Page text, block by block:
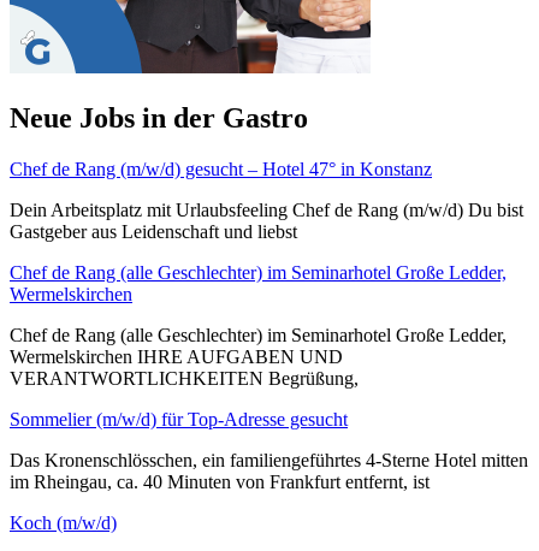
Neue Jobs in der Gastro
Chef de Rang (m/w/d) gesucht – Hotel 47° in Konstanz
Dein Arbeitsplatz mit Urlaubsfeeling Chef de Rang (m/w/d) Du bist
Gastgeber aus Leidenschaft und liebst
Chef de Rang (alle Geschlechter) im Seminarhotel Große Ledder,
Wermelskirchen
Chef de Rang (alle Geschlechter) im Seminarhotel Große Ledder,
Wermelskirchen IHRE AUFGABEN UND
VERANTWORTLICHKEITEN Begrüßung,
Sommelier (m/w/d) für Top-Adresse gesucht
Das Kronenschlösschen, ein familiengeführtes 4-Sterne Hotel mitten
im Rheingau, ca. 40 Minuten von Frankfurt entfernt, ist
Koch (m/w/d)